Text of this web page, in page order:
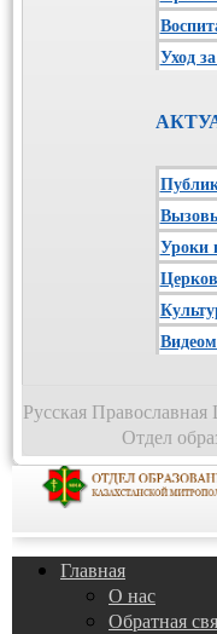
Уход
Уроки
Русская Православная
Отдел
Главная
О нас
Обратная